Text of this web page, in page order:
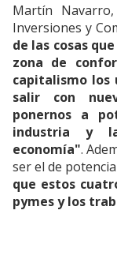
Martín
Inversiones y
de las cosas
zona de
capitalismo los
salir con
ponernos a
industria y
economía".
ser el de
que estos
pymes y los